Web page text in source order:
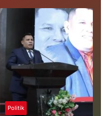
Politik